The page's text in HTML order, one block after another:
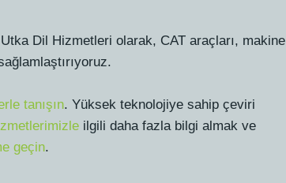
Dil Hizmetleri olarak, CAT araçları, makine
tanışın. Yüksek teknolojiye sahip çeviri
ilgili daha fazla bilgi almak ve
geçin.